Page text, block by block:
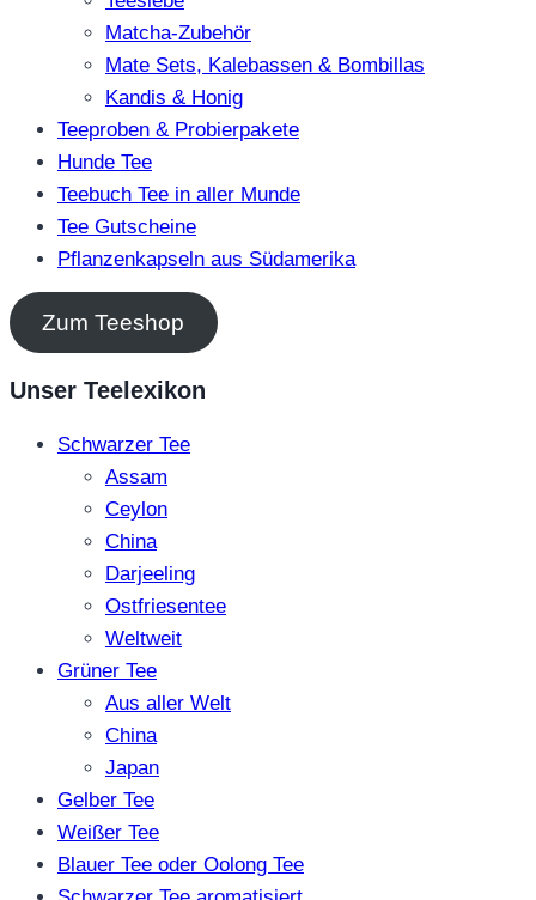
Matcha-Zubehör
Mate Sets, Kalebassen & Bombillas
Kandis & Honig
Teeproben & Probierpakete
Hunde Tee
Teebuch Tee in aller Munde
Tee Gutscheine
Pflanzenkapseln aus Südamerika
Zum Teeshop
Unser Teelexikon
Schwarzer Tee
Assam
Ceylon
China
Darjeeling
Ostfriesentee
Weltweit
Grüner Tee
Aus aller Welt
China
Japan
Gelber Tee
Weißer Tee
Blauer Tee oder Oolong Tee